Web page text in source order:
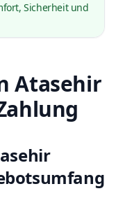
Sicherheit und
Atasehir